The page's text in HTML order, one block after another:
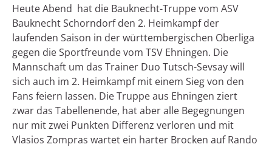
Heute Abend hat die Bauknecht-Truppe vom ASV
Bauknecht Schorndorf den 2. Heimkampf der
laufenden Saison in der württembergischen Oberliga
gegen die Sportfreunde vom TSV Ehningen. Die
Mannschaft um das Trainer Duo Tutsch-Sevsay will
sich auch im 2. Heimkampf mit einem Sieg von den
Fans feiern lassen. Die Truppe aus Ehningen ziert
zwar das Tabellenende, hat aber alle Begegnungen
nur mit zwei Punkten Differenz verloren und mit
Vlasios Zompras wartet ein harter Brocken auf Rando